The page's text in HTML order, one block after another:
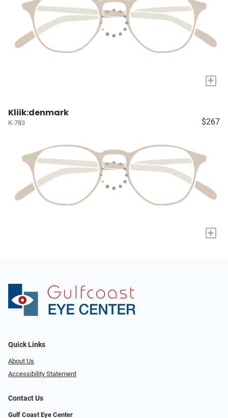
+
Kliik:denmark
K-783 $267
+
Quick Links
About Us
Accessibility Statement
Contact Us
Gulf Coast Eye Center